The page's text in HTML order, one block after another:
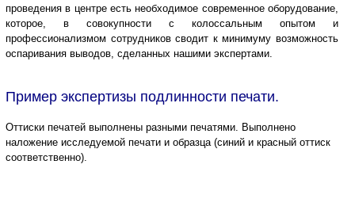
проведения в центре есть необходимое современное оборудование,
которое, в совокупности с колоссальным опытом и
профессионализмом сотрудников сводит к минимуму возможность
оспаривания выводов, сделанных нашими экспертами.
Пример экспертизы подлинности печати.
Оттиски печатей выполнены разными печатями. Выполнено
наложение исследуемой печати и образца (синий и красный оттиск
соответственно).